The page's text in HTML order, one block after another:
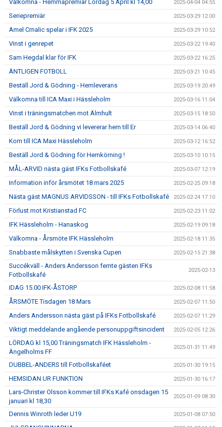
Välkomna - Hemmapremiär Lördag 5 April kl 14,00 2025-04-04 04:55
Seriepremiär 2025-03-29 12:00
Amel Crnalic spelar i IFK 2025 2025-03-29 10:52
Vinst i genrepet 2025-03-22 19:40
Sam Hegdal klar för IFK 2025-03-22 16:25
ÄNTLIGEN FOTBOLL 2025-03-21 10:45
Beställ Jord & Gödning - Hemleverans 2025-03-19 20:49
Välkomna till ICA Maxi i Hässleholm 2025-03-16 11:04
Vinst i träningsmatchen mot Älmhult 2025-03-15 18:50
Beställ Jord & Gödning vi levererar hem till Er 2025-03-14 06:40
Kom till ICA Maxi Hässleholm 2025-03-12 16:52
Beställ Jord & Gödning för Hemkörning ! 2025-03-10 10:15
MÅL-ARVID nästa gäst IFKs Fotbollskafé 2025-03-07 12:19
Information inför årsmötet 18 mars 2025 2025-02-25 09:18
Nästa gäst MAGNUS ARVIDSSON - till IFKs Fotbollskafé 2025-02-24 17:10
Förlust mot Kristianstad FC 2025-02-23 11:02
IFK Hässleholm - Hanaskog 2025-02-19 09:18
Välkomna - Årsmöte IFK Hässleholm 2025-02-18 11:35
Snabbaste målskytten i Svenska Cupen 2025-02-15 21:38
Succékväll - Anders Andersson femte gästen IFKs
Fotbollskafé
2025-02-13
IDAG 15.00 IFK-ÅSTORP 2025-02-08 11:58
ÅRSMÖTE Tisdagen 18 Mars 2025-02-07 11:50
Anders Andersson nästa gäst på IFKs Fotbollskafé 2025-02-07 11:29
Viktigt meddelande angående personuppgiftsincident 2025-02-05 12:26
LÖRDAG kl 15,00 Träningsmatch IFK Hässleholm -
Ängelholms FF
2025-01-31 11:49
DUBBEL-ANDERS till Fotbollskaféet 2025-01-30 19:15
HEMSIDAN UR FUNKTION 2025-01-30 16:17
Lars-Christer Olsson kommer till IFKs Kafé onsdagen 15
januari kl 18,30
2025-01-09 08:30
Dennis Winroth leder U19 2025-01-08 07:50